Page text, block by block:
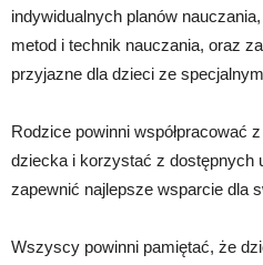
indywidualnych planów
metod i technik nauczania, oraz
przyjazne dla dzieci ze
Rodzice powinni współpracować
dziecka i korzystać z dostępnych
zapewnić najlepsze wsparcie dla
Wszyscy powinni pamiętać, że